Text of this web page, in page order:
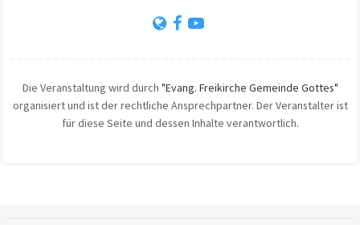
Die Veranstaltung wird durch "Evang. Freikirche Gemeinde Gottes"
organisiert und ist der rechtliche Ansprechpartner. Der Veranstalter ist
für diese Seite und dessen Inhalte verantwortlich.